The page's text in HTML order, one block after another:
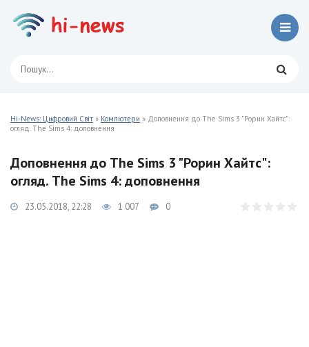
Hi-News: Цифровий Світ » Компютери » Доповнення до The Sims 3 "Рорин Хайтс":
огляд. The Sims 4: доповнення
Доповнення до The Sims 3 "Рорин Хайтс":
огляд. The Sims 4: доповнення
23.05.2018, 22:28 1 007 0